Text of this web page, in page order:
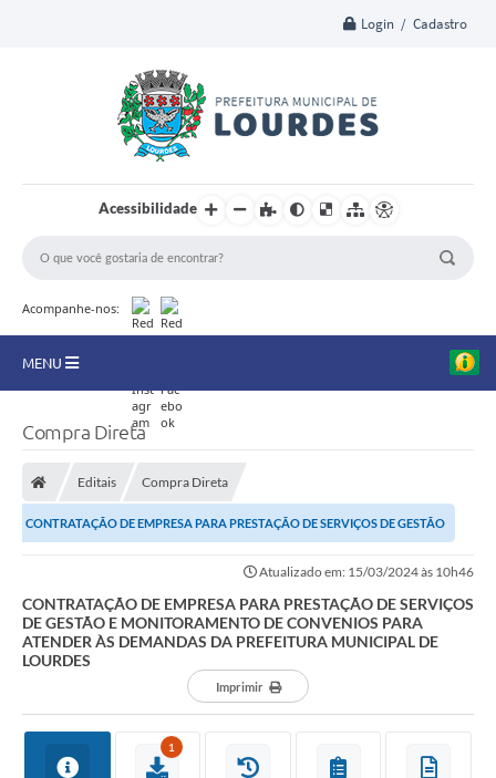
Login / Cadastro
Acessibilidade
Acompanhe-nos:
MENU
Editais
Telefones Úteis
Turismo
Contato
REQUERIMENTO DE RESTITUIÇÃO DA TAXA DE INSCRIÇÃO
Compra Direta
Editais Compra Direta
CONTRATAÇÃO DE EMPRESA PARA PRESTAÇÃO DE SERVIÇOS DE GESTÃO
Atualizado em: 15/03/2024 às 10h46
CONTRATAÇÃO DE EMPRESA PARA PRESTAÇÃO DE SERVIÇOS
DE GESTÃO E MONITORAMENTO DE CONVENIOS PARA
ATENDER ÀS DEMANDAS DA PREFEITURA MUNICIPAL DE
LOURDES
Imprimir
1